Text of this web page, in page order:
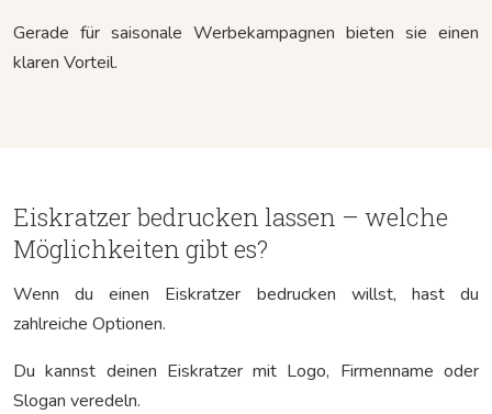
Gerade für saisonale Werbekampagnen bieten sie einen
klaren Vorteil.
Eiskratzer bedrucken lassen – welche
Möglichkeiten gibt es?
Wenn du einen Eiskratzer bedrucken willst, hast du
zahlreiche Optionen.
Du kannst deinen Eiskratzer mit Logo, Firmenname oder
Slogan veredeln.